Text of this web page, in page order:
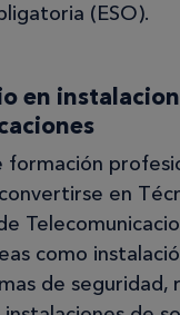
(ESO).
en
formación
en
como
de seguridad,